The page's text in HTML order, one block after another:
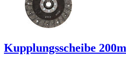
Kupplungsscheibe